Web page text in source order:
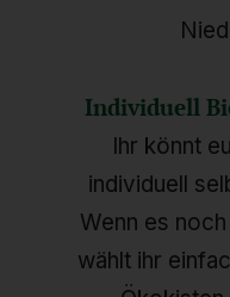
Individuell
Ihr könnt
individuell
Wenn es
wählt ihr